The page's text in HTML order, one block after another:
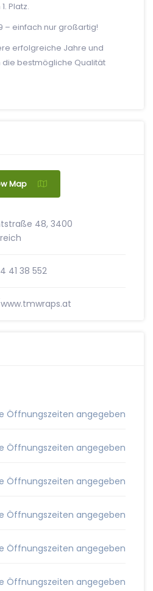
Platz.
– einfach nur großartig!
erfolgreiche Jahre und
die bestmögliche Qualität
Map
48, 3400
41 38 552
Öffnungszeiten angegeben
Öffnungszeiten angegeben
Öffnungszeiten angegeben
Öffnungszeiten angegeben
Öffnungszeiten angegeben
Öffnungszeiten angegeben